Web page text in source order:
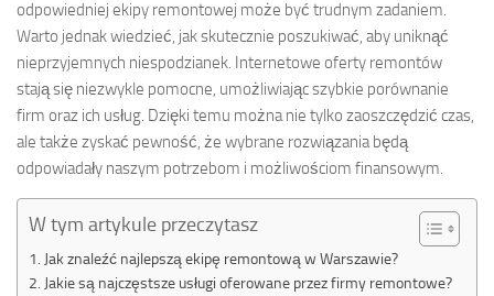
odpowiedniej ekipy remontowej może być trudnym zadaniem.
Warto jednak wiedzieć, jak skutecznie poszukiwać, aby uniknąć
nieprzyjemnych niespodzianek. Internetowe oferty remontów
stają się niezwykle pomocne, umożliwiając szybkie porównanie
firm oraz ich usług. Dzięki temu można nie tylko zaoszczędzić czas,
ale także zyskać pewność, że wybrane rozwiązania będą
odpowiadały naszym potrzebom i możliwościom finansowym.
W tym artykule przeczytasz
Jak znaleźć najlepszą ekipę remontową w Warszawie?
Jakie są najczęstsze usługi oferowane przez firmy remontowe?